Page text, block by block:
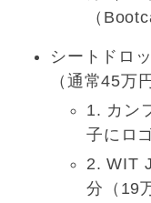
（
シートドロ
（通常45万
1. カン
子にロ
2. WIT
分（19